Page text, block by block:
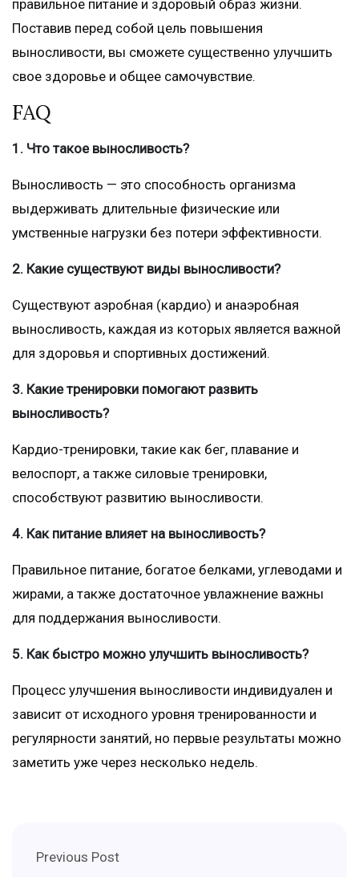
правильное питание и здоровый образ жизни.
Поставив перед собой цель повышения
выносливости, вы сможете существенно улучшить
свое здоровье и общее самочувствие.
FAQ
1. Что такое выносливость?
Выносливость — это способность организма
выдерживать длительные физические или
умственные нагрузки без потери эффективности.
2. Какие существуют виды выносливости?
Существуют аэробная (кардио) и анаэробная
выносливость, каждая из которых является важной
для здоровья и спортивных достижений.
3. Какие тренировки помогают развить
выносливость?
Кардио-тренировки, такие как бег, плавание и
велоспорт, а также силовые тренировки,
способствуют развитию выносливости.
4. Как питание влияет на выносливость?
Правильное питание, богатое белками, углеводами и
жирами, а также достаточное увлажнение важны
для поддержания выносливости.
5. Как быстро можно улучшить выносливость?
Процесс улучшения выносливости индивидуален и
зависит от исходного уровня тренированности и
регулярности занятий, но первые результаты можно
заметить уже через несколько недель.
Previous Post